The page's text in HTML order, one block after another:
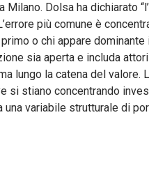
Dolsa ha dichiarato “l’
più comune è
o chi appare
sia aperta e includa
lungo la catena del valore.
si stiano concentrando
variabile strutturale di